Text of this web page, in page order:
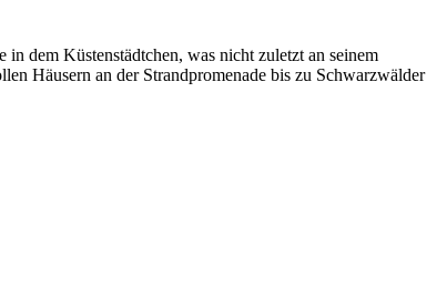
dem Küstenstädtchen, was nicht zuletzt an seinem
Häusern an der Strandpromenade bis zu Schwarzwälder